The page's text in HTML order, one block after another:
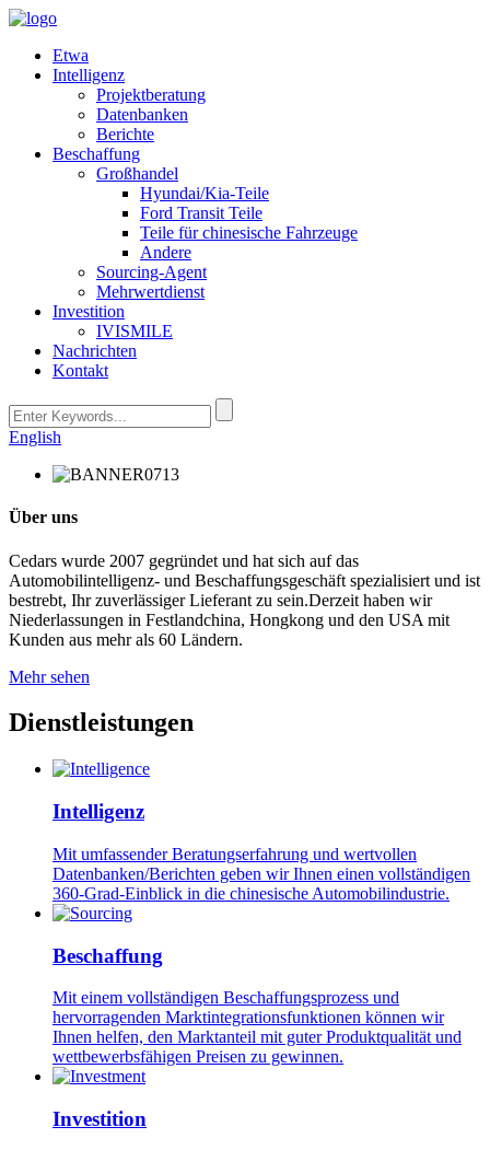
Etwa
Intelligenz
Projektberatung
Datenbanken
Berichte
Beschaffung
Großhandel
Hyundai/Kia-Teile
Ford Transit Teile
Teile für chinesische Fahrzeuge
Andere
Sourcing-Agent
Mehrwertdienst
Investition
IVISMILE
Nachrichten
Kontakt
English
Über uns
Cedars wurde 2007 gegründet und hat sich auf das
Automobilintelligenz- und Beschaffungsgeschäft spezialisiert und ist
bestrebt, Ihr zuverlässiger Lieferant zu sein.Derzeit haben wir
Niederlassungen in Festlandchina, Hongkong und den USA mit
Kunden aus mehr als 60 Ländern.
Mehr sehen
Dienstleistungen
Intelligenz
Mit umfassender Beratungserfahrung und wertvollen
Datenbanken/Berichten geben wir Ihnen einen vollständigen
360-Grad-Einblick in die chinesische Automobilindustrie.
Beschaffung
Mit einem vollständigen Beschaffungsprozess und
hervorragenden Marktintegrationsfunktionen können wir
Ihnen helfen, den Marktanteil mit guter Produktqualität und
wettbewerbsfähigen Preisen zu gewinnen.
Investition